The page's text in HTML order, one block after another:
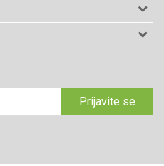
Prijavite se